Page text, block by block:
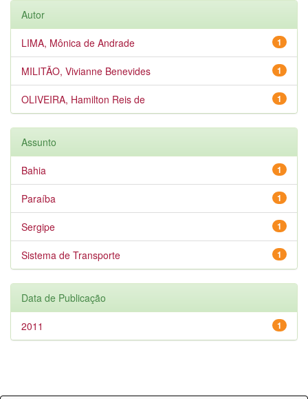
Autor
1
LIMA, Mônica de Andrade
1
MILITÃO, Vivianne Benevides
1
OLIVEIRA, Hamilton Reis de
Assunto
1
Bahia
1
Paraíba
1
Sergipe
1
Sistema de Transporte
Data de Publicação
1
2011